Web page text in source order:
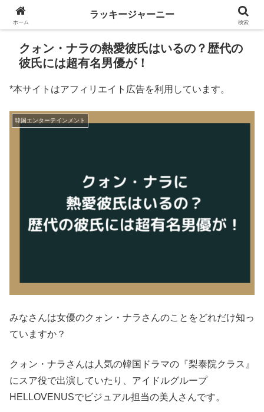
クォン・ナラの熱愛彼氏はいるの？歴代の
彼氏には超有名男優が！
*本サイトはアフィリエイト広告を利用しています。
韓国エンターテインメント
みなさんは女優のクォン・ナラさんのことをどれだけ知っ
ていますか？
クォン・ナラさんは人気の韓国ドラマの『梨泰院クラス』
にスア役で出演していたり、アイドルグループ
HELLOVENUSでビジュアル担当の美人さんです。
ホーム
ラッキージャーニー
検索